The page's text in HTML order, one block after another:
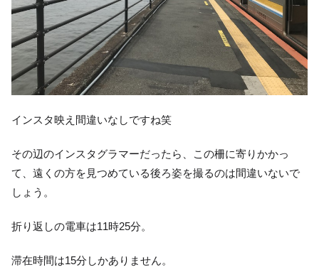
インスタ映え間違いなしですね笑
その辺のインスタグラマーだったら、この柵に寄りかかっ
て、遠くの方を見つめている後ろ姿を撮るのは間違いないで
しょう。
折り返しの電車は11時25分。
滞在時間は15分しかありません。